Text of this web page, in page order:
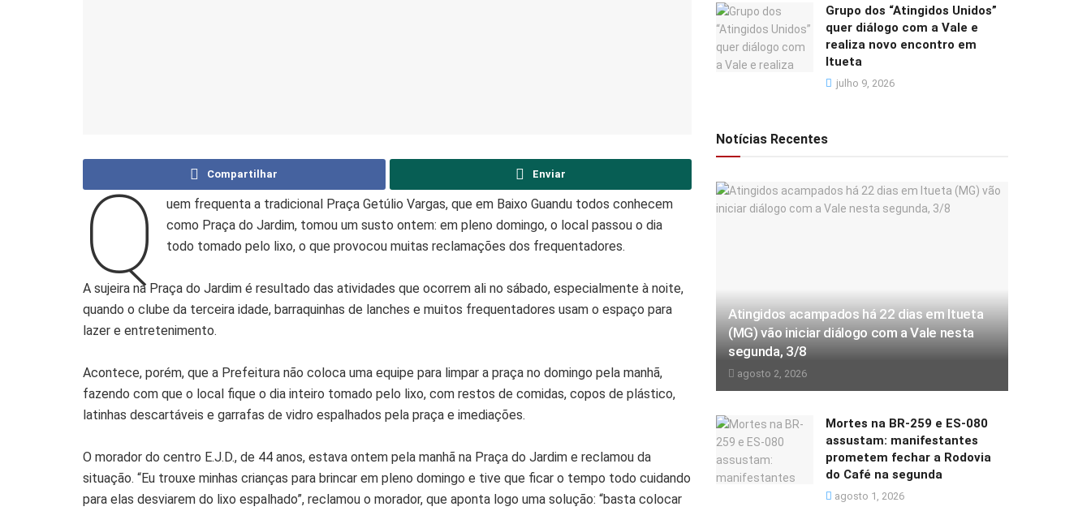
Compartilhar Enviar
Q
uem frequenta a tradicional Praça Getúlio Vargas, que em Baixo Guandu todos conhecem
como Praça do Jardim, tomou um susto ontem: em pleno domingo, o local passou o dia
todo tomado pelo lixo, o que provocou muitas reclamações dos frequentadores.
A sujeira na Praça do Jardim é resultado das atividades que ocorrem ali no sábado, especialmente à noite,
quando o clube da terceira idade, barraquinhas de lanches e muitos frequentadores usam o espaço para
lazer e entretenimento.
Acontece, porém, que a Prefeitura não coloca uma equipe para limpar a praça no domingo pela manhã,
fazendo com que o local fique o dia inteiro tomado pelo lixo, com restos de comidas, copos de plástico,
latinhas descartáveis e garrafas de vidro espalhados pela praça e imediações.
O morador do centro E.J.D., de 44 anos, estava ontem pela manhã na Praça do Jardim e reclamou da
situação. “Eu trouxe minhas crianças para brincar em pleno domingo e tive que ficar o tempo todo cuidando
para elas desviarem do lixo espalhado”, reclamou o morador, que aponta logo uma solução: “basta colocar
Grupo dos “Atingidos Unidos”
quer diálogo com a Vale e
realiza novo encontro em
Itueta
julho 9, 2026
Notícias Recentes
Atingidos acampados há 22 dias em Itueta
(MG) vão iniciar diálogo com a Vale nesta
segunda, 3/8
agosto 2, 2026
Mortes na BR-259 e ES-080
assustam: manifestantes
prometem fechar a Rodovia
do Café na segunda
agosto 1, 2026